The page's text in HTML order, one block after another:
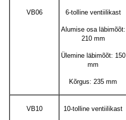
VB06 6-tolline ventiilikast
Alumise osa läbimõõt:
210 mm
Ülemine läbimõõt: 150
mm
Kõrgus: 235 mm
VB10 10-tolline ventiilikast